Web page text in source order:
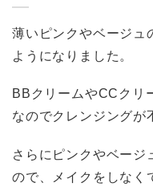
薄いピンクやベージュ
ようになりました。
BBクリームやCCクリ
なのでクレンジングが
さらにピンクやベージ
ので、メイクをしなく